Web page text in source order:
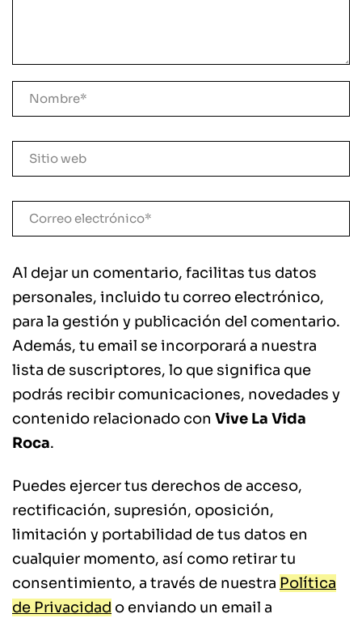
Al dejar un comentario, facilitas tus datos
personales, incluido tu correo electrónico,
para la gestión y publicación del comentario.
Además, tu email se incorporará a nuestra
lista de suscriptores, lo que significa que
podrás recibir comunicaciones, novedades y
contenido relacionado con Vive La Vida
Roca.
Puedes ejercer tus derechos de acceso,
rectificación, supresión, oposición,
limitación y portabilidad de tus datos en
cualquier momento, así como retirar tu
consentimiento, a través de nuestra Política
de Privacidad o enviando un email a